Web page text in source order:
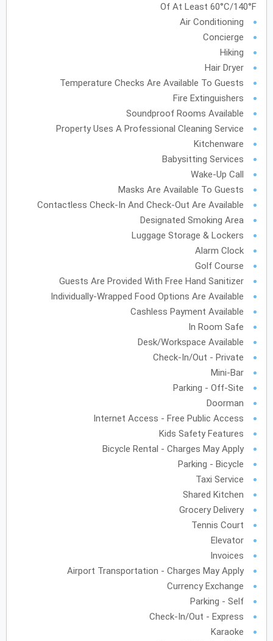
حالأحد
يوليو
الأحد ن الاثنين ثالثلاثاء ر الأربعاء خالخميس
ج الجمعة السبت
أغسطس
حالأحد ن الاثنينثالثلاثاء رالأربعاءخالخميس
8
9
13
14
15
16
17
20
21
Of At Least 60°C/140°F
Air Conditioning
Concierge
Hiking
Hair Dryer
Temperature Checks Are Available To Guests
Fire Extinguishers
Soundproof Rooms Available
Property Uses A Professional Cleaning Service
Kitchenware
Babysitting Services
Wake-Up Call
Masks Are Available To Guests
Contactless Check-In And Check-Out Are Available
Designated Smoking Area
Luggage Storage & Lockers
Alarm Clock
Golf Course
Guests Are Provided With Free Hand Sanitizer
Individually-Wrapped Food Options Are Available
Cashless Payment Available
In Room Safe
Desk/Workspace Available
Check-In/Out - Private
Mini-Bar
Parking - Off-Site
Doorman
Internet Access - Free Public Access
Kids Safety Features
Bicycle Rental - Charges May Apply
Parking - Bicycle
Taxi Service
Shared Kitchen
Grocery Delivery
Tennis Court
Elevator
Invoices
Airport Transportation - Charges May Apply
Currency Exchange
Parking - Self
Check-In/Out - Express
Karaoke